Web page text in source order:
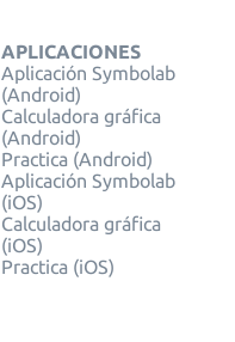
APLICACIONES
Aplicación Symbolab
(Android)
Calculadora gráfica
(Android)
Practica (Android)
Aplicación Symbolab
(iOS)
Calculadora gráfica
(iOS)
Practica (iOS)